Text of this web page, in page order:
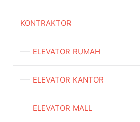
KONTRAKTOR
ELEVATOR RUMAH
ELEVATOR KANTOR
ELEVATOR MALL